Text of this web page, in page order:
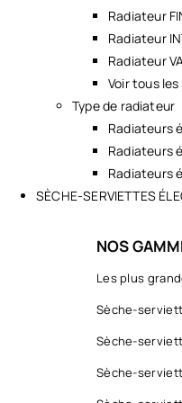
Radiateur
Radiateur
Radiateur
Voir tous
Type de radiateur
Radiateurs
Radiateurs
Radiateurs
SÈCHE-SERVIETTES
NOS
Les plus
Sèche-
Sèche-
Sèche-